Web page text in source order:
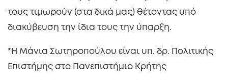
τους τιμωρούν (στα δικά μας) θέτοντας υπό
διακύβευση την ίδια τους την ύπαρξη.
*Η Μάνια Σωτηροπούλου είναι υπ. δρ. Πολιτικής
Επιστήμης στο Πανεπιστήμιο Κρήτης